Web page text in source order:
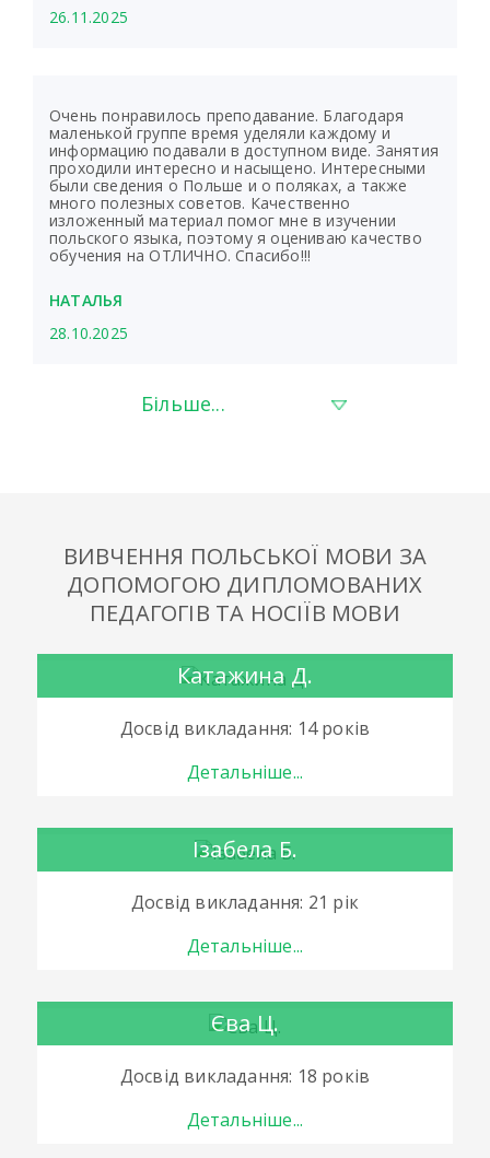
26.11.2025
Очень понравилось преподавание. Благодаря
маленькой группе время уделяли каждому и
информацию подавали в доступном виде. Занятия
проходили интересно и насыщено. Интересными
были сведения о Польше и о поляках, а также
много полезных советов. Качественно
изложенный материал помог мне в изучении
польского языка, поэтому я оцениваю качество
обучения на ОТЛИЧНО. Спасибо!!!
НАТАЛЬЯ
28.10.2025
Більше...
ВИВЧЕННЯ ПОЛЬСЬКОЇ МОВИ ЗА
ДОПОМОГОЮ ДИПЛОМОВАНИХ
ПЕДАГОГІВ ТА НОСІЇВ МОВИ
Катажина Д.
Досвід викладання: 14 років
Детальніше...
Ізабела Б.
Досвід викладання: 21 рік
Детальніше...
Єва Ц.
Досвід викладання: 18 років
Детальніше...